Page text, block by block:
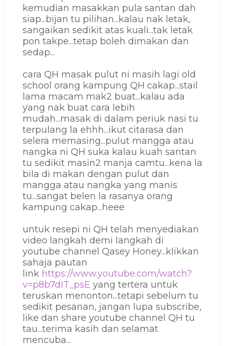
kemudian masakkan pula santan dah
siap...bijan tu pilihan...kalau nak letak,
sangaikan sedikit atas kuali...tak letak
pon takpe...tetap boleh dimakan dan
sedap...
cara QH masak pulut ni masih lagi old
school orang kampung QH cakap...stail
lama macam mak2 buat...kalau ada
yang nak buat cara lebih
mudah...masak di dalam periuk nasi tu
terpulang la ehhh...ikut citarasa dan
selera memasing...pulut mangga atau
nangka ni QH suka kalau kuah santan
tu sedikit masin2 manja camtu...kena la
bila di makan dengan pulut dan
mangga atau nangka yang manis
tu...sangat belen la rasanya orang
kampung cakap...heee
untuk resepi ni QH telah menyediakan
video langkah demi langkah di
youtube channel Qasey Honey...klikkan
sahaja pautan
link https://www.youtube.com/watch?
v=p8b7dIT_psE yang tertera untuk
teruskan menonton...tetapi sebelum tu
sedikit pesanan, jangan lupa subscribe,
like dan share youtube channel QH tu
tau...terima kasih dan selamat
mencuba...